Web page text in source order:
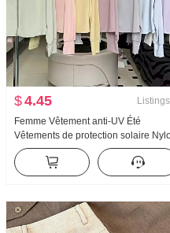
$4.45 Listings
Femme Vêtement anti-UV Été
Vêtements de protection solaire
Version légère Glace Soie Respirant
Manteau Ample Grande taille Sweat à
capuche